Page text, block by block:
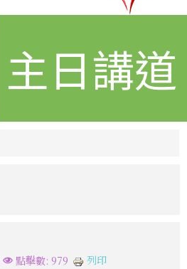
主日講道
點擊數: 979 列印